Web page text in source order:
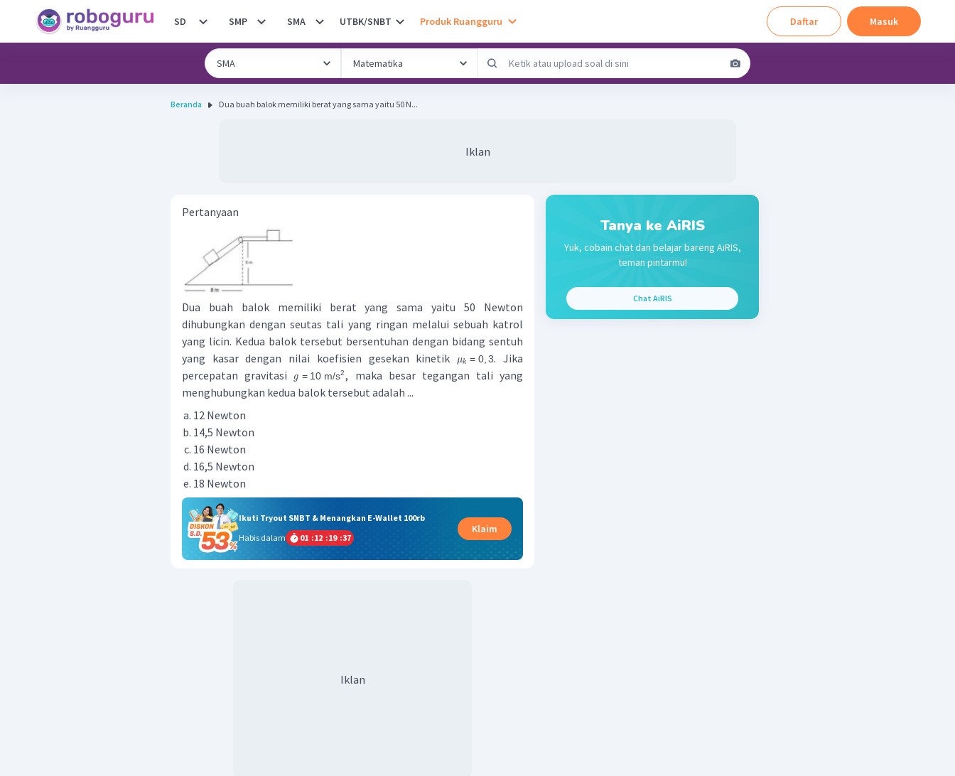
SD SMP SMA UTBK/SNBT Produk Ruangguru Daftar Masuk
Beranda Dua buah balok memiliki berat yang sama yaitu 50 N...
Iklan
Pertanyaan
Dua buah balok memiliki berat yang sama yaitu 50 Newton
dihubungkan dengan seutas tali yang ringan melalui sebuah katrol
yang licin. Kedua balok tersebut bersentuhan dengan bidang sentuh
yang kasar dengan nilai koefisien gesekan kinetik
μk = 0, 3. Jika
percepatan gravitasi
g = 10 m/s2 , maka besar tegangan tali yang
menghubungkan kedua balok tersebut adalah ...
12 Newton
14,5 Newton
16 Newton
16,5 Newton
18 Newton
Ikuti Tryout SNBT & Menangkan E-Wallet 100rb
Habis dalam
01 :12 :19 :36
Klaim
Iklan
Tanya ke AiRIS
Yuk, cobain chat dan belajar bareng AiRIS,
teman pintarmu!
Chat AiRIS